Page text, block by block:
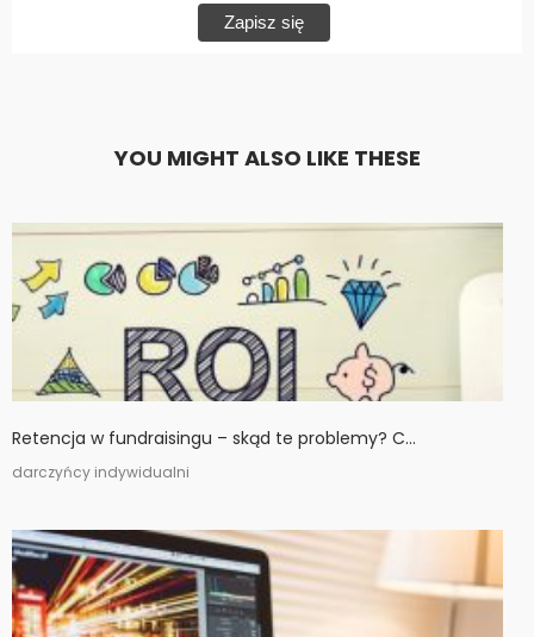
YOU MIGHT ALSO LIKE THESE
Retencja w fundraisingu – skąd te problemy? C...
darczyńcy indywidualni